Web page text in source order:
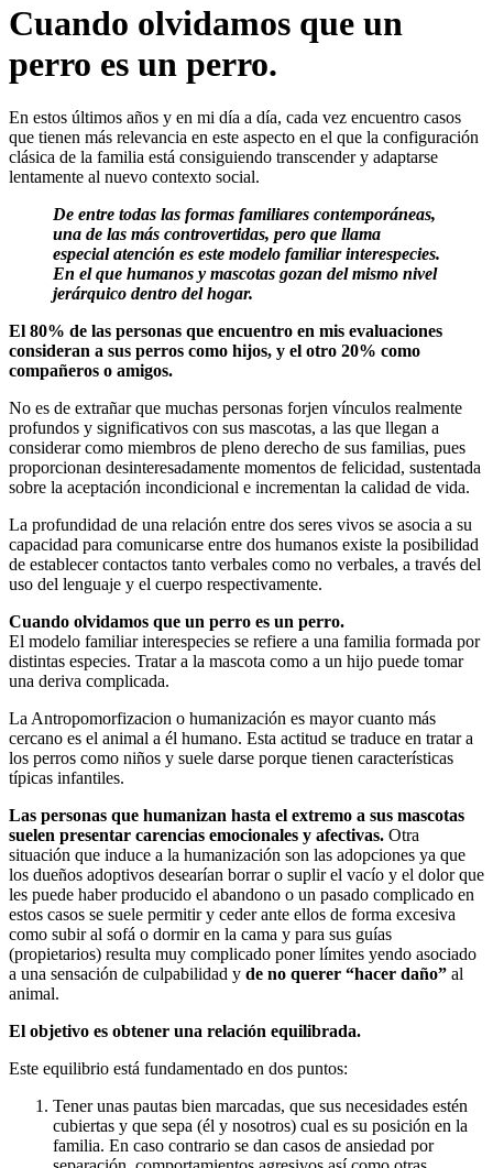
Cuando olvidamos que un
perro es un perro.
En estos últimos años y en mi día a día, cada vez encuentro casos
que tienen más relevancia en este aspecto en el que la configuración
clásica de la familia está consiguiendo transcender y adaptarse
lentamente al nuevo contexto social.
De entre todas las formas familiares contemporáneas,
una de las más controvertidas, pero que llama
especial atención es este modelo familiar interespecies.
En el que humanos y mascotas gozan del mismo nivel
jerárquico dentro del hogar.
El 80% de las personas que encuentro en mis evaluaciones
consideran a sus perros como hijos, y el otro 20% como
compañeros o amigos.
No es de extrañar que muchas personas forjen vínculos realmente
profundos y significativos con sus mascotas, a las que llegan a
considerar como miembros de pleno derecho de sus familias, pues
proporcionan desinteresadamente momentos de felicidad, sustentada
sobre la aceptación incondicional e incrementan la calidad de vida.
La profundidad de una relación entre dos seres vivos se asocia a su
capacidad para comunicarse entre dos humanos existe la posibilidad
de establecer contactos tanto verbales como no verbales, a través del
uso del lenguaje y el cuerpo respectivamente.
Cuando olvidamos que un perro es un perro.
El modelo familiar interespecies se refiere a una familia formada por
distintas especies. Tratar a la mascota como a un hijo puede tomar
una deriva complicada.
La Antropomorfizacion o humanización es mayor cuanto más
cercano es el animal a él humano. Esta actitud se traduce en tratar a
los perros como niños y suele darse porque tienen características
típicas infantiles.
Las personas que humanizan hasta el extremo a sus mascotas
suelen presentar carencias emocionales y afectivas. Otra
situación que induce a la humanización son las adopciones ya que
los dueños adoptivos desearían borrar o suplir el vacío y el dolor que
les puede haber producido el abandono o un pasado complicado en
estos casos se suele permitir y ceder ante ellos de forma excesiva
como subir al sofá o dormir en la cama y para sus guías
(propietarios) resulta muy complicado poner límites yendo asociado
a una sensación de culpabilidad y de no querer “hacer daño” al
animal.
El objetivo es obtener una relación equilibrada.
Este equilibrio está fundamentado en dos puntos:
Tener unas pautas bien marcadas, que sus necesidades estén
cubiertas y que sepa (él y nosotros) cual es su posición en la
familia. En caso contrario se dan casos de ansiedad por